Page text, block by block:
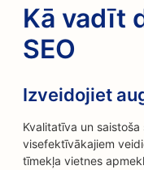
Kā vadīt
SEO
Izveidojiet
Kvalitatīva un
visefektīvākajiem
tīmekļa vietnes